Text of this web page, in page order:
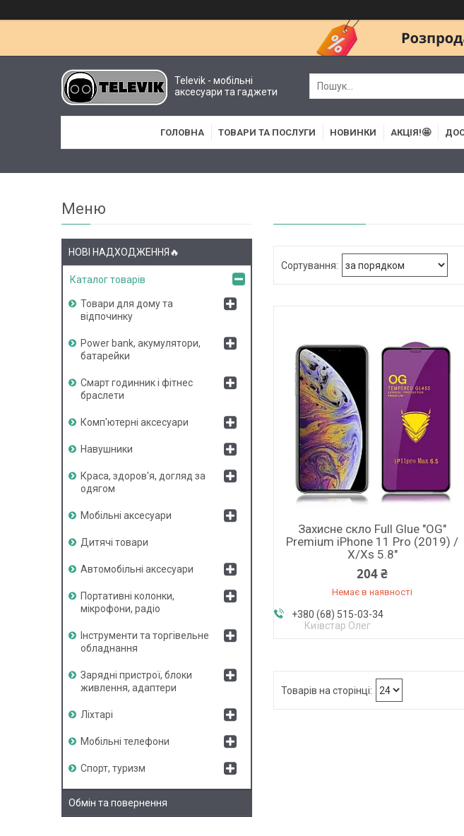
Televik - мобільні
аксесуари та гаджети
ГОЛОВНА ТОВАРИ ТА ПОСЛУГИ НОВИНКИ АКЦІЯ!🤩
Захисне скло Full Glue "OG"
Premium iPhone 11 Pro (2019) /
X/Xs 5.8"
204 ₴
Немає в наявності
+380 (68) 515-03-34
Київстар Олег
НОВІ НАДХОДЖЕННЯ🔥
Каталог товарів
Товари для дому та
відпочинку
Power bank, акумулятори,
батарейки
Смарт годинник і фітнес
браслети
Комп'ютерні аксесуари
Навушники
Краса, здоров'я, догляд за
одягом
Мобільні аксесуари
Дитячі товари
Автомобільні аксесуари
Портативні колонки,
мікрофони, радіо
Інструменти та торгівельне
обладнання
Зарядні пристрої, блоки
живлення, адаптери
Ліхтарі
Мобільні телефони
Спорт, туризм
Обмін та повернення